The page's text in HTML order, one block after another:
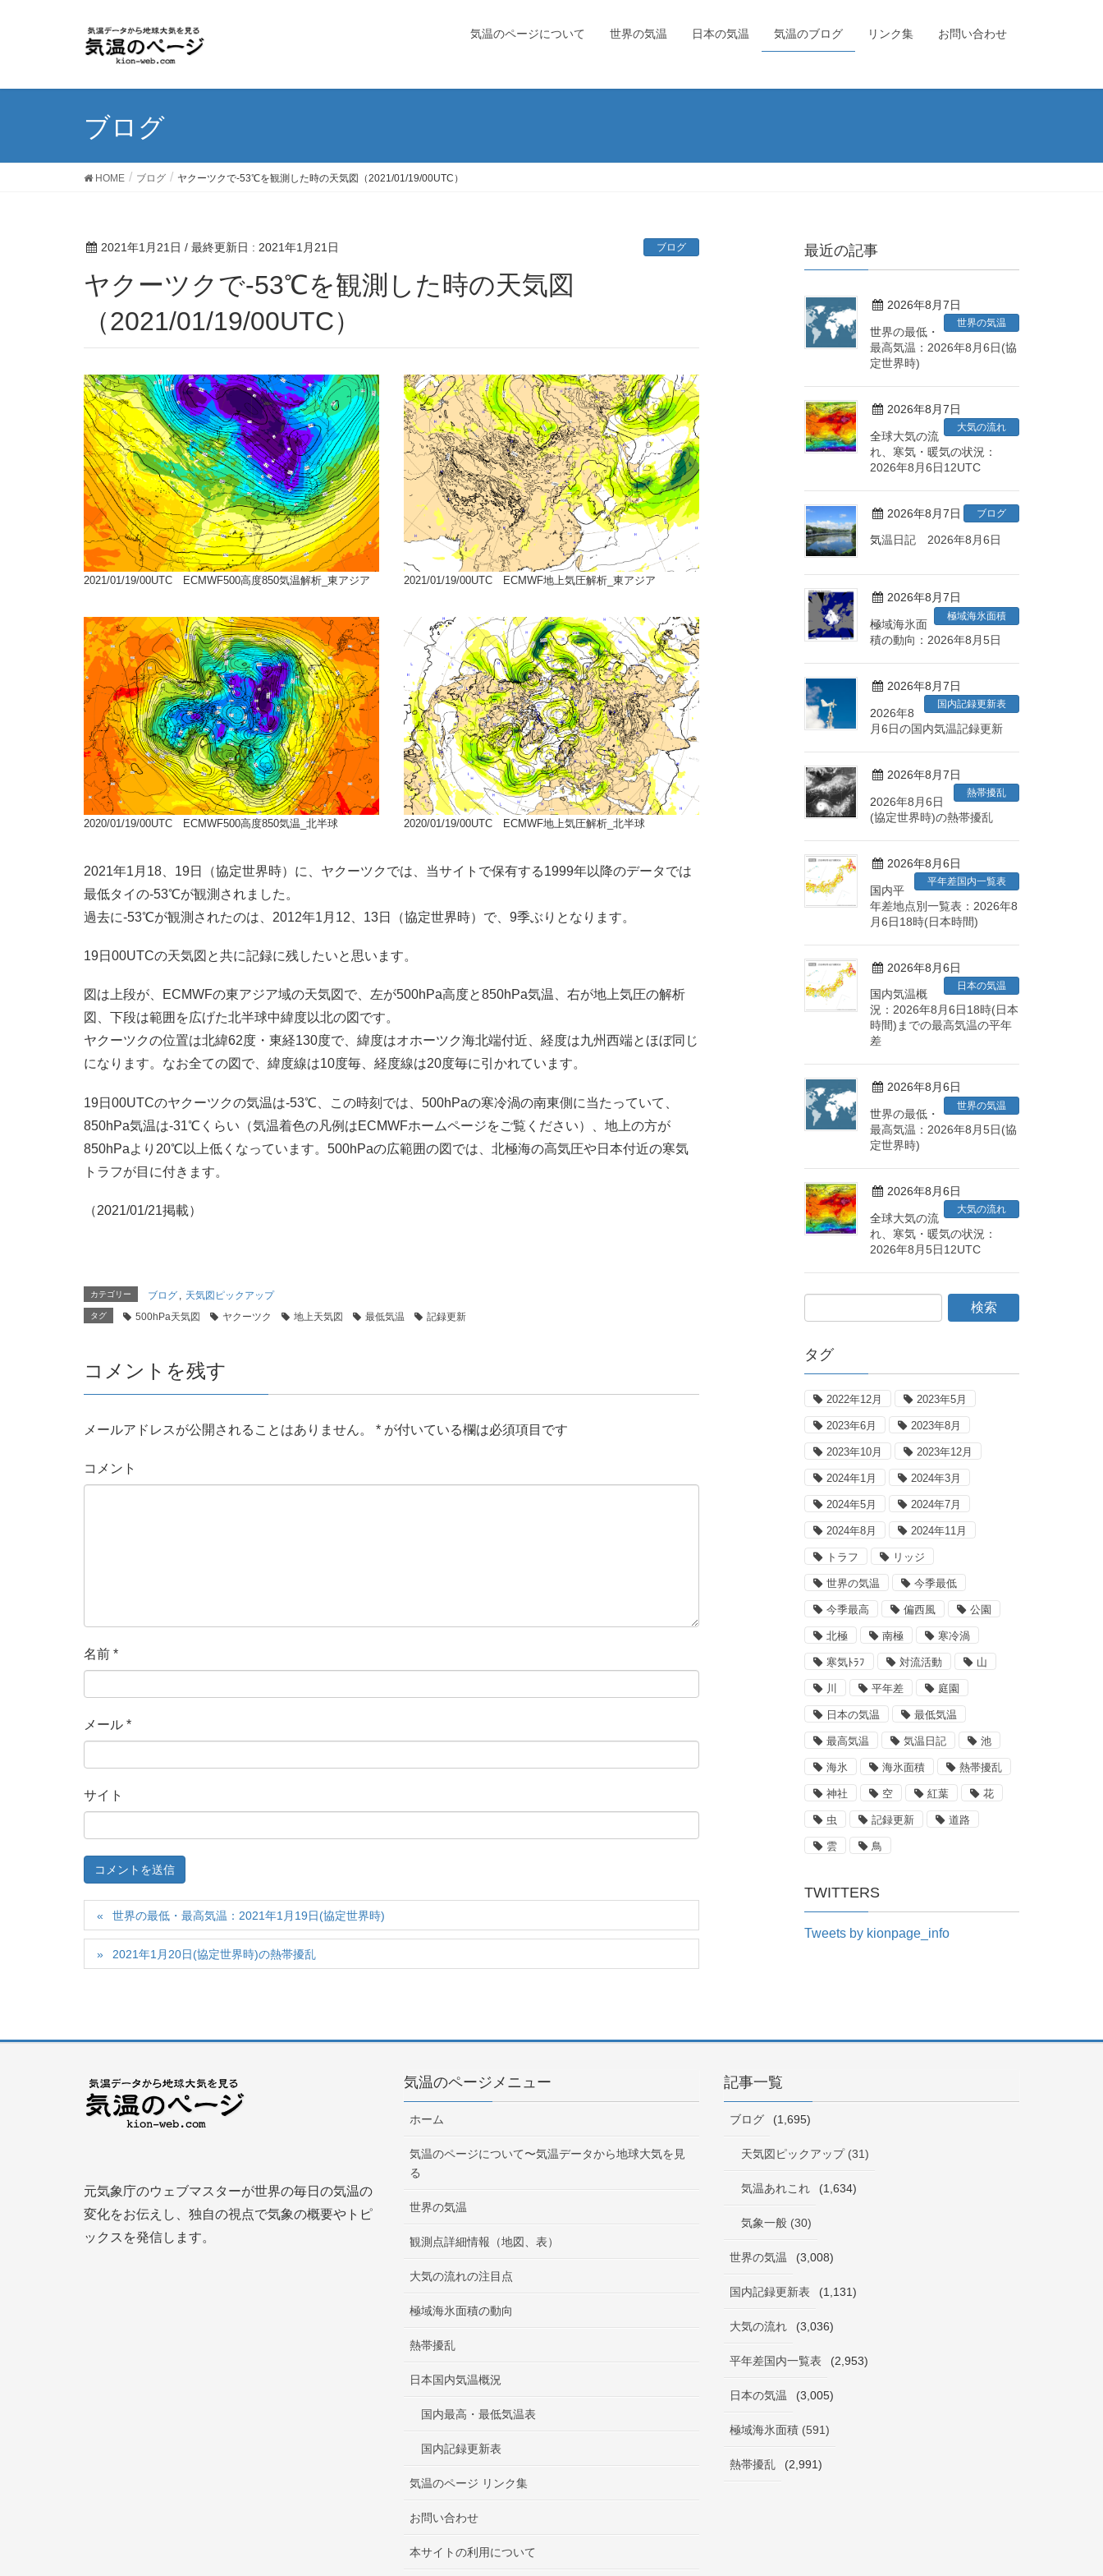
気温のページについて 世界の気温 日本の気温 気温のブログ リンク集 お問い合わせ
ブログ
HOME ブログ ヤクーツクで-53℃を観測した時の天気図（2021/01/19/00UTC）
2021年1月21日 / 最終更新日 : 2021年1月21日 ブログ
ヤクーツクで-53℃を観測した時の天気図
（2021/01/19/00UTC）
2021/01/19/00UTC ECMWF500高度850気温解析_東アジア
2020/01/19/00UTC ECMWF500高度850気温_北半球
2021/01/19/00UTC ECMWF地上気圧解析_東アジア
2020/01/19/00UTC ECMWF地上気圧解析_北半球
2021年1月18、19日（協定世界時）に、ヤクーツクでは、当サイトで保有する1999年以降のデータでは
最低タイの-53℃が観測されました。
過去に-53℃が観測されたのは、2012年1月12、13日（協定世界時）で、9季ぶりとなります。
19日00UTCの天気図と共に記録に残したいと思います。
図は上段が、ECMWFの東アジア域の天気図で、左が500hPa高度と850hPa気温、右が地上気圧の解析
図、下段は範囲を広げた北半球中緯度以北の図です。
ヤクーツクの位置は北緯62度・東経130度で、緯度はオホーツク海北端付近、経度は九州西端とほぼ同じ
になります。なお全ての図で、緯度線は10度毎、経度線は20度毎に引かれています。
19日00UTCのヤクーツクの気温は-53℃、この時刻では、500hPaの寒冷渦の南東側に当たっていて、
850hPa気温は-31℃くらい（気温着色の凡例はECMWFホームページをご覧ください）、地上の方が
850hPaより20℃以上低くなっています。500hPaの広範囲の図では、北極海の高気圧や日本付近の寒気
トラフが目に付きます。
（2021/01/21掲載）
カテゴリー ブログ , 天気図ピックアップ
タグ 500hPa天気図 ヤクーツク 地上天気図 最低気温 記録更新
コメントを残す
メールアドレスが公開されることはありません。 * が付いている欄は必須項目です
コメント
名前 *
メール *
サイト
世界の最低・最高気温：2021年1月19日(協定世界時)
2021年1月20日(協定世界時)の熱帯擾乱
最近の記事
2026年8月7日
世界の気温
世界の最低・
最高気温：2026年8月6日(協
定世界時)
2026年8月7日
大気の流れ
全球大気の流
れ、寒気・暖気の状況：
2026年8月6日12UTC
2026年8月7日 ブログ
気温日記 2026年8月6日
2026年8月7日
極域海氷面積
極域海氷面
積の動向：2026年8月5日
2026年8月7日
国内記録更新表
2026年8
月6日の国内気温記録更新
2026年8月7日
熱帯擾乱
2026年8月6日
(協定世界時)の熱帯擾乱
2026年8月6日
平年差国内一覧表
国内平
年差地点別一覧表：2026年8
月6日18時(日本時間)
2026年8月6日
日本の気温
国内気温概
況：2026年8月6日18時(日本
時間)までの最高気温の平年
差
2026年8月6日
世界の気温
世界の最低・
最高気温：2026年8月5日(協
定世界時)
2026年8月6日
大気の流れ
全球大気の流
れ、寒気・暖気の状況：
2026年8月5日12UTC
タグ
2022年12月 2023年5月
2023年6月 2023年8月
2023年10月 2023年12月
2024年1月 2024年3月
2024年5月 2024年7月
2024年8月 2024年11月
トラフ リッジ
世界の気温 今季最低
今季最高 偏西風 公園
北極 南極 寒冷渦
寒気ﾄﾗﾌ 対流活動 山
川 平年差 庭園
日本の気温 最低気温
最高気温 気温日記 池
海氷 海氷面積 熱帯擾乱
神社 空 紅葉 花
虫 記録更新 道路
雲 鳥
TWITTERS
Tweets by kionpage_info
元気象庁のウェブマスターが世界の毎日の気温の
変化をお伝えし、独自の視点で気象の概要やトピ
ックスを発信します。
気温のページメニュー
ホーム
気温のページについて〜気温データから地球大気を見
る
世界の気温
観測点詳細情報（地図、表）
大気の流れの注目点
極域海氷面積の動向
熱帯擾乱
日本国内気温概況
国内最高・最低気温表
国内記録更新表
気温のページ リンク集
お問い合わせ
本サイトの利用について
記事一覧
ブログ (1,695)
天気図ピックアップ (31)
気温あれこれ (1,634)
気象一般 (30)
世界の気温 (3,008)
国内記録更新表 (1,131)
大気の流れ (3,036)
平年差国内一覧表 (2,953)
日本の気温 (3,005)
極域海氷面積 (591)
熱帯擾乱 (2,991)